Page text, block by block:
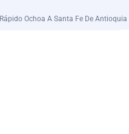
Rápido Ochoa A Santa Fe De Antioquia